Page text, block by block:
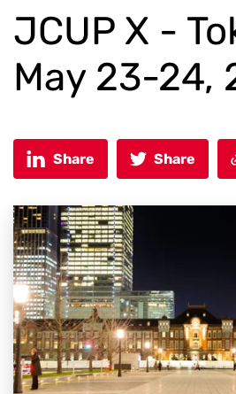
JCUP X -
May 23-24,
Share Share